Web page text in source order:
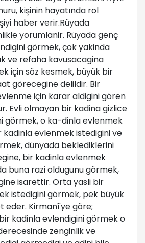
kişinin hayatında rol
haber verir.Rüyada
yorumlanir. Rüyada genç
görmek, çok yakinda
ve refaha kavusacagina
için söz kesmek, büyük bir
görecegine delildir. Bir
için karar aldigini gören
Evli olmayan bir kadina gizlice
görmek, o ka-dinla evlenmek
kadinla evlenmek istedigini ve
dünyada beklediklerini
bir kadinla evlenmek
buna razi oldugunu görmek,
isarettir. Orta yasli bir
istedigini görmek, pek büyük
eder. Kirmanî'ye göre;
kadinla evlendigini görmek o
zenginlik ve